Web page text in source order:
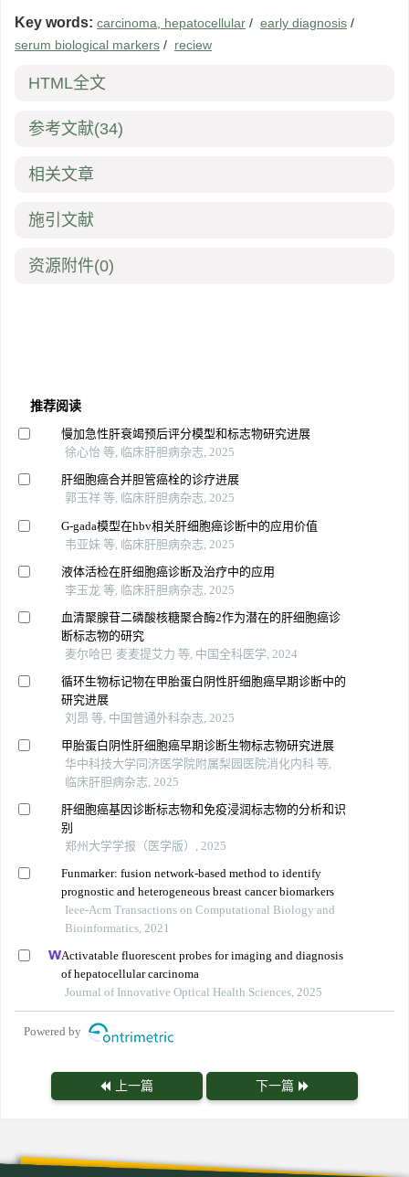
Key words: carcinoma, hepatocellular / early diagnosis /
serum biological markers / reciew
HTML全文
参考文献(34)
相关文章
施引文献
资源附件(0)
推荐阅读
慢加急性肝衰竭预后评分模型和标志物研究进展
徐心怡 等, 临床肝胆病杂志, 2025
肝细胞癌合并胆管癌栓的诊疗进展
郭玉祥 等, 临床肝胆病杂志, 2025
G-gada模型在hbv相关肝细胞癌诊断中的应用价值
韦亚妹 等, 临床肝胆病杂志, 2025
液体活检在肝细胞癌诊断及治疗中的应用
李玉龙 等, 临床肝胆病杂志, 2025
血清聚腺苷二磷酸核糖聚合酶2作为潜在的肝细胞癌诊
断标志物的研究
麦尔哈巴·麦麦提艾力 等, 中国全科医学, 2024
循环生物标记物在甲胎蛋白阴性肝细胞癌早期诊断中的
研究进展
刘昂 等, 中国普通外科杂志, 2025
甲胎蛋白阴性肝细胞癌早期诊断生物标志物研究进展
华中科技大学同济医学院附属梨园医院消化内科 等,
临床肝胆病杂志, 2025
肝细胞癌基因诊断标志物和免疫浸润标志物的分析和识
别
郑州大学学报（医学版）, 2025
Funmarker: fusion network-based method to identify
prognostic and heterogeneous breast cancer biomarkers
Ieee-Acm Transactions on Computational Biology and
Bioinformatics, 2021
Activatable fluorescent probes for imaging and diagnosis
of hepatocellular carcinoma
Journal of Innovative Optical Health Sciences, 2025
Powered by
上一篇 下一篇